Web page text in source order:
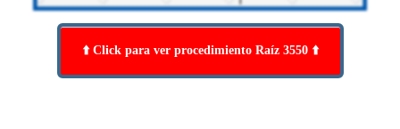
⬆️ Click para ver procedimiento Raíz 3550 ⬆️